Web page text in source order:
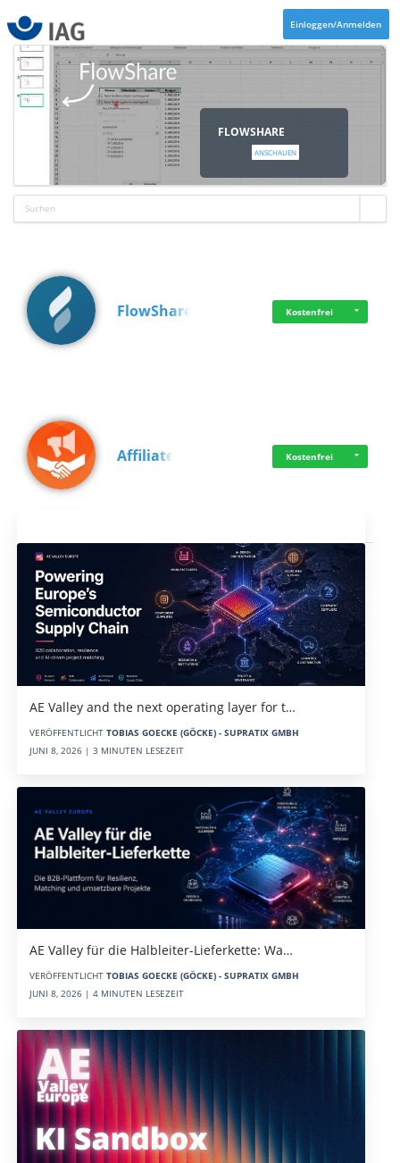
Einloggen/Anmelden
FLOWSHARE
ANSCHAUEN
FlowShare Kostenfrei
Affiliate Kostenfrei
AE Valley and the next operating layer for t…
VERÖFFENTLICHT TOBIAS GOECKE (GÖCKE) - SUPRATIX GMBH
JUNI 8, 2026 | 3 MINUTEN LESEZEIT
AE Valley für die Halbleiter-Lieferkette: Wa…
VERÖFFENTLICHT TOBIAS GOECKE (GÖCKE) - SUPRATIX GMBH
JUNI 8, 2026 | 4 MINUTEN LESEZEIT